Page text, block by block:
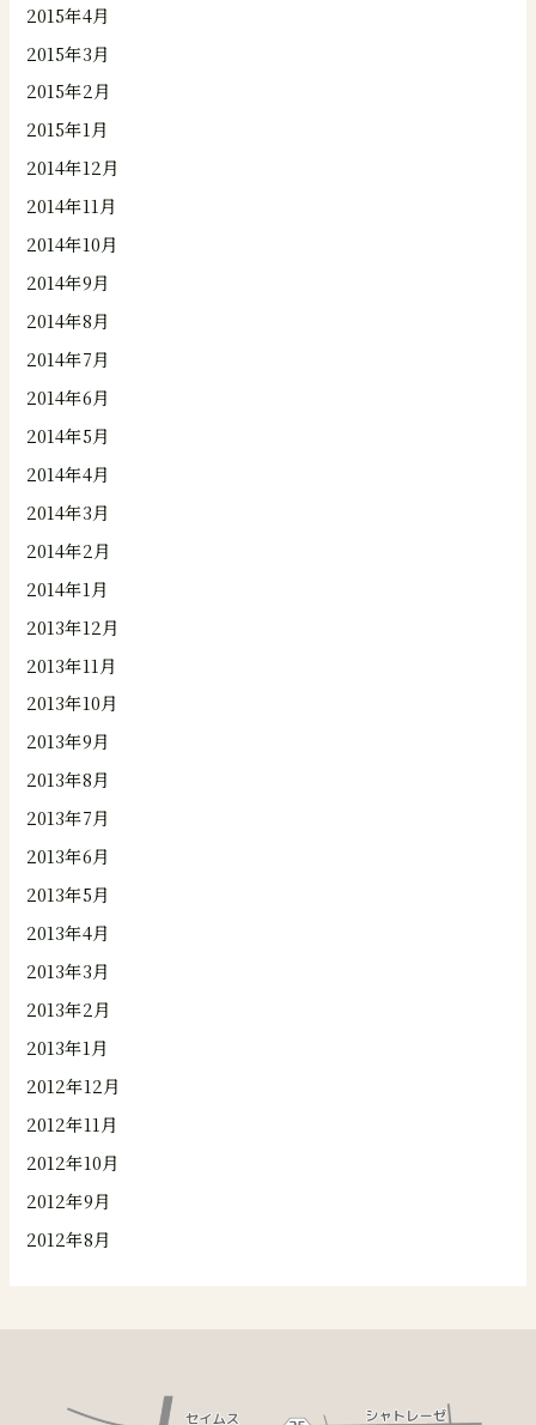
2015年4月
2015年3月
2015年2月
2015年1月
2014年12月
2014年11月
2014年10月
2014年9月
2014年8月
2014年7月
2014年6月
2014年5月
2014年4月
2014年3月
2014年2月
2014年1月
2013年12月
2013年11月
2013年10月
2013年9月
2013年8月
2013年7月
2013年6月
2013年5月
2013年4月
2013年3月
2013年2月
2013年1月
2012年12月
2012年11月
2012年10月
2012年9月
2012年8月